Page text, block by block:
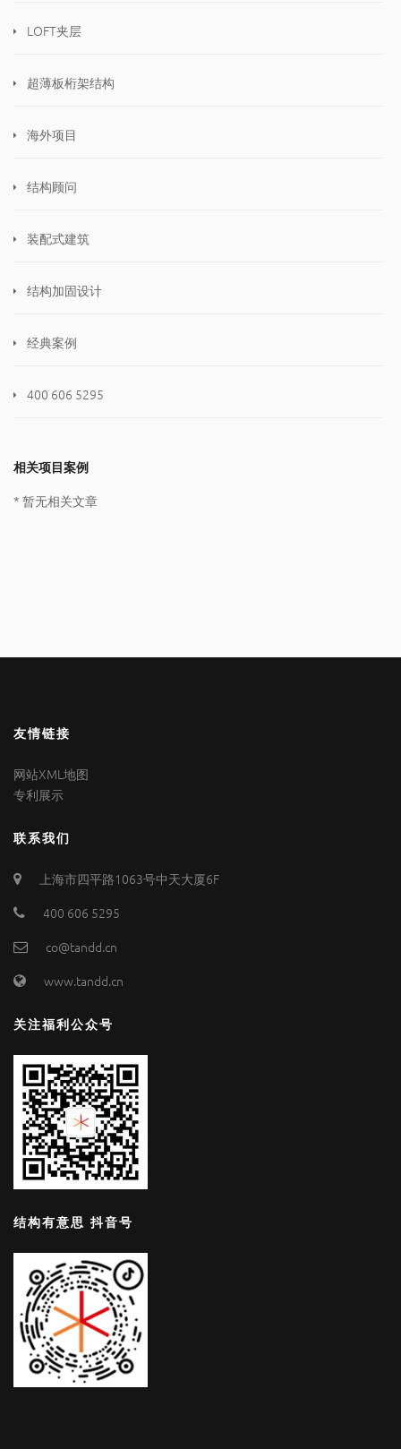
LOFT夹层
超薄板桁架结构
海外项目
结构顾问
装配式建筑
结构加固设计
经典案例
400 606 5295
相关项目案例
* 暂无相关文章
友情链接
网站XML地图
专利展示
联系我们
上海市四平路1063号中天大厦6F
400 606 5295
co@tandd.cn
www.tandd.cn
关注福利公众号
结构有意思 抖音号